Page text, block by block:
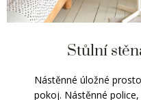
Stůlní
Nástěnné úložné
pokoj. Nástěnné